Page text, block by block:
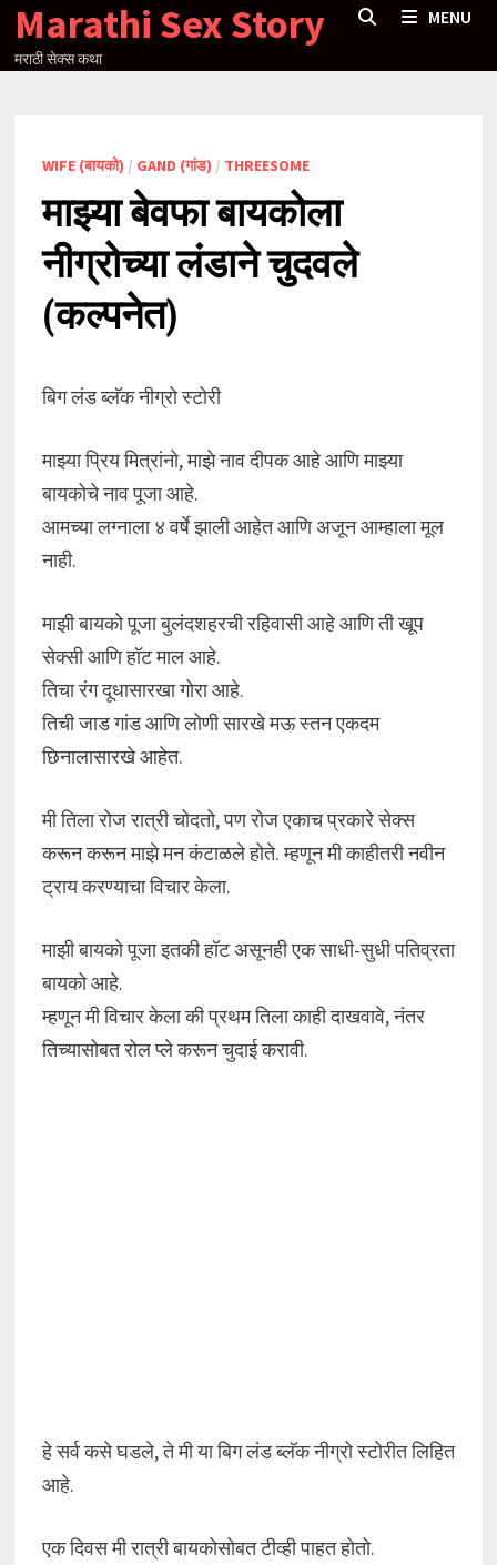
Skip
content
Marathi Sex Story
मराठी सेक्स कथा
MENU
WIFE (बायको) / GAND (गांड) / THREESOME
माझ्या बेवफा बायकोला
नीग्रोच्या लंडाने चुदवले
(कल्पनेत)
बिग लंड ब्लॅक नीग्रो स्टोरी
माझ्या प्रिय मित्रांनो, माझे नाव दीपक आहे आणि माझ्या
बायकोचे नाव पूजा आहे.
आमच्या लग्नाला ४ वर्षे झाली आहेत आणि अजून आम्हाला मूल
नाही.
माझी बायको पूजा बुलंदशहरची रहिवासी आहे आणि ती खूप
सेक्सी आणि हॉट माल आहे.
तिचा रंग दूधासारखा गोरा आहे.
तिची जाड गांड आणि लोणी सारखे मऊ स्तन एकदम
छिनालासारखे आहेत.
मी तिला रोज रात्री चोदतो, पण रोज एकाच प्रकारे सेक्स
करून करून माझे मन कंटाळले होते. म्हणून मी काहीतरी नवीन
ट्राय करण्याचा विचार केला.
माझी बायको पूजा इतकी हॉट असूनही एक साधी-सुधी पतिव्रता
बायको आहे.
म्हणून मी विचार केला की प्रथम तिला काही दाखवावे, नंतर
तिच्यासोबत रोल प्ले करून चुदाई करावी.
हे सर्व कसे घडले, ते मी या बिग लंड ब्लॅक नीग्रो स्टोरीत लिहित
आहे.
एक दिवस मी रात्री बायकोसोबत टीव्ही पाहत होतो.